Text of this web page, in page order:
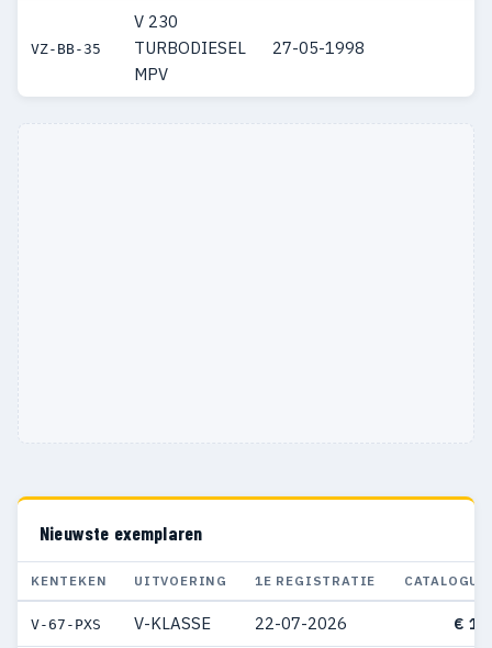
VZ-BB-35
V 230
TURBODIESEL
MPV
27-05-1998
Nieuwste exemplaren
KENTEKEN UITVOERING 1E REGISTRATIE
V-67-PXS V-KLASSE 22-07-2026 €